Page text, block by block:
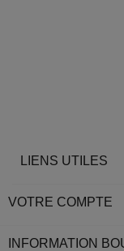
LIENS UTILES
VOTRE COMPTE
INFORMATION